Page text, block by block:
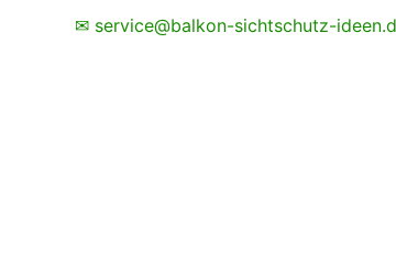
✉ service@balkon-sichtschutz-